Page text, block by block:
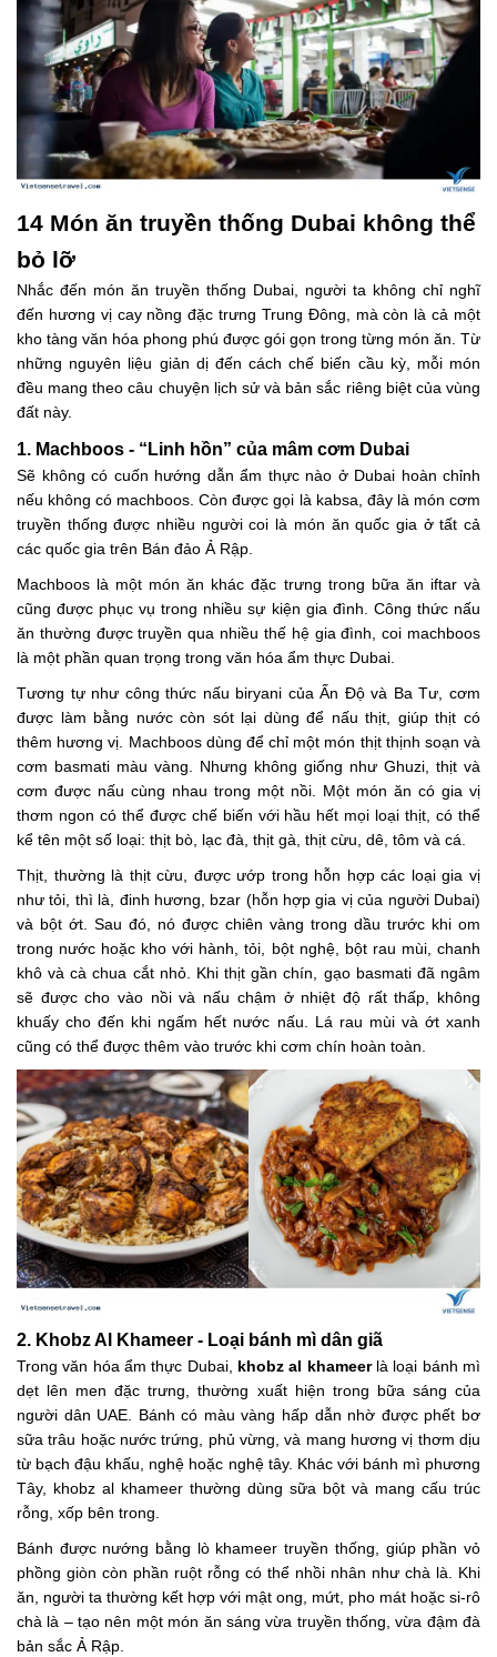
14 Món ăn truyền thống Dubai không thể
bỏ lỡ
Nhắc đến món ăn truyền thống Dubai, người ta không chỉ nghĩ
đến hương vị cay nồng đặc trưng Trung Đông, mà còn là cả một
kho tàng văn hóa phong phú được gói gọn trong từng món ăn. Từ
những nguyên liệu giản dị đến cách chế biến cầu kỳ, mỗi món
đều mang theo câu chuyện lịch sử và bản sắc riêng biệt của vùng
đất này.
1. Machboos - “Linh hồn” của mâm cơm Dubai
Sẽ không có cuốn hướng dẫn ẩm thực nào ở Dubai hoàn chỉnh
nếu không có machboos. Còn được gọi là kabsa, đây là món cơm
truyền thống được nhiều người coi là món ăn quốc gia ở tất cả
các quốc gia trên Bán đảo Ả Rập.
Machboos là một món ăn khác đặc trưng trong bữa ăn iftar và
cũng được phục vụ trong nhiều sự kiện gia đình. Công thức nấu
ăn thường được truyền qua nhiều thế hệ gia đình, coi machboos
là một phần quan trọng trong văn hóa ẩm thực Dubai.
Tương tự như công thức nấu biryani của Ấn Độ và Ba Tư, cơm
được làm bằng nước còn sót lại dùng để nấu thịt, giúp thịt có
thêm hương vị. Machboos dùng để chỉ một món thịt thịnh soạn và
cơm basmati màu vàng. Nhưng không giống như Ghuzi, thịt và
cơm được nấu cùng nhau trong một nồi. Một món ăn có gia vị
thơm ngon có thể được chế biến với hầu hết mọi loại thịt, có thể
kể tên một số loại: thịt bò, lạc đà, thịt gà, thịt cừu, dê, tôm và cá.
Thịt, thường là thịt cừu, được ướp trong hỗn hợp các loại gia vị
như tỏi, thì là, đinh hương, bzar (hỗn hợp gia vị của người Dubai)
và bột ớt. Sau đó, nó được chiên vàng trong dầu trước khi om
trong nước hoặc kho với hành, tỏi, bột nghệ, bột rau mùi, chanh
khô và cà chua cắt nhỏ. Khi thịt gần chín, gạo basmati đã ngâm
sẽ được cho vào nồi và nấu chậm ở nhiệt độ rất thấp, không
khuấy cho đến khi ngấm hết nước nấu. Lá rau mùi và ớt xanh
cũng có thể được thêm vào trước khi cơm chín hoàn toàn.
2. Khobz Al Khameer - Loại bánh mì dân giã
Trong văn hóa ẩm thực Dubai, khobz al khameerlà loại bánh mì
dẹt lên men đặc trưng, thường xuất hiện trong bữa sáng của
người dân UAE. Bánh có màu vàng hấp dẫn nhờ được phết bơ
sữa trâu hoặc nước trứng, phủ vừng, và mang hương vị thơm dịu
từ bạch đậu khấu, nghệ hoặc nghệ tây. Khác với bánh mì phương
Tây, khobz al khameer thường dùng sữa bột và mang cấu trúc
rỗng, xốp bên trong.
Bánh được nướng bằng lò khameer truyền thống, giúp phần vỏ
phồng giòn còn phần ruột rỗng có thể nhồi nhân như chà là. Khi
ăn, người ta thường kết hợp với mật ong, mứt, pho mát hoặc si-rô
chà là – tạo nên một món ăn sáng vừa truyền thống, vừa đậm đà
bản sắc Ả Rập.